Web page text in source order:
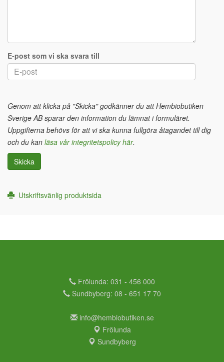
E-post som vi ska svara till
Genom att klicka på "Skicka" godkänner du att Hembiobutiken
Sverige AB sparar den information du lämnat i formuläret.
Uppgifterna behövs för att vi ska kunna fullgöra åtagandet till dig
och du kan läsa vår integritetspolicy här.
Skicka
Utskriftsvänlig produktsida
Frölunda: 031 - 456 000
Sundbyberg: 08 - 651 17 70
info@hembiobutiken.se
Frölunda
Sundbyberg